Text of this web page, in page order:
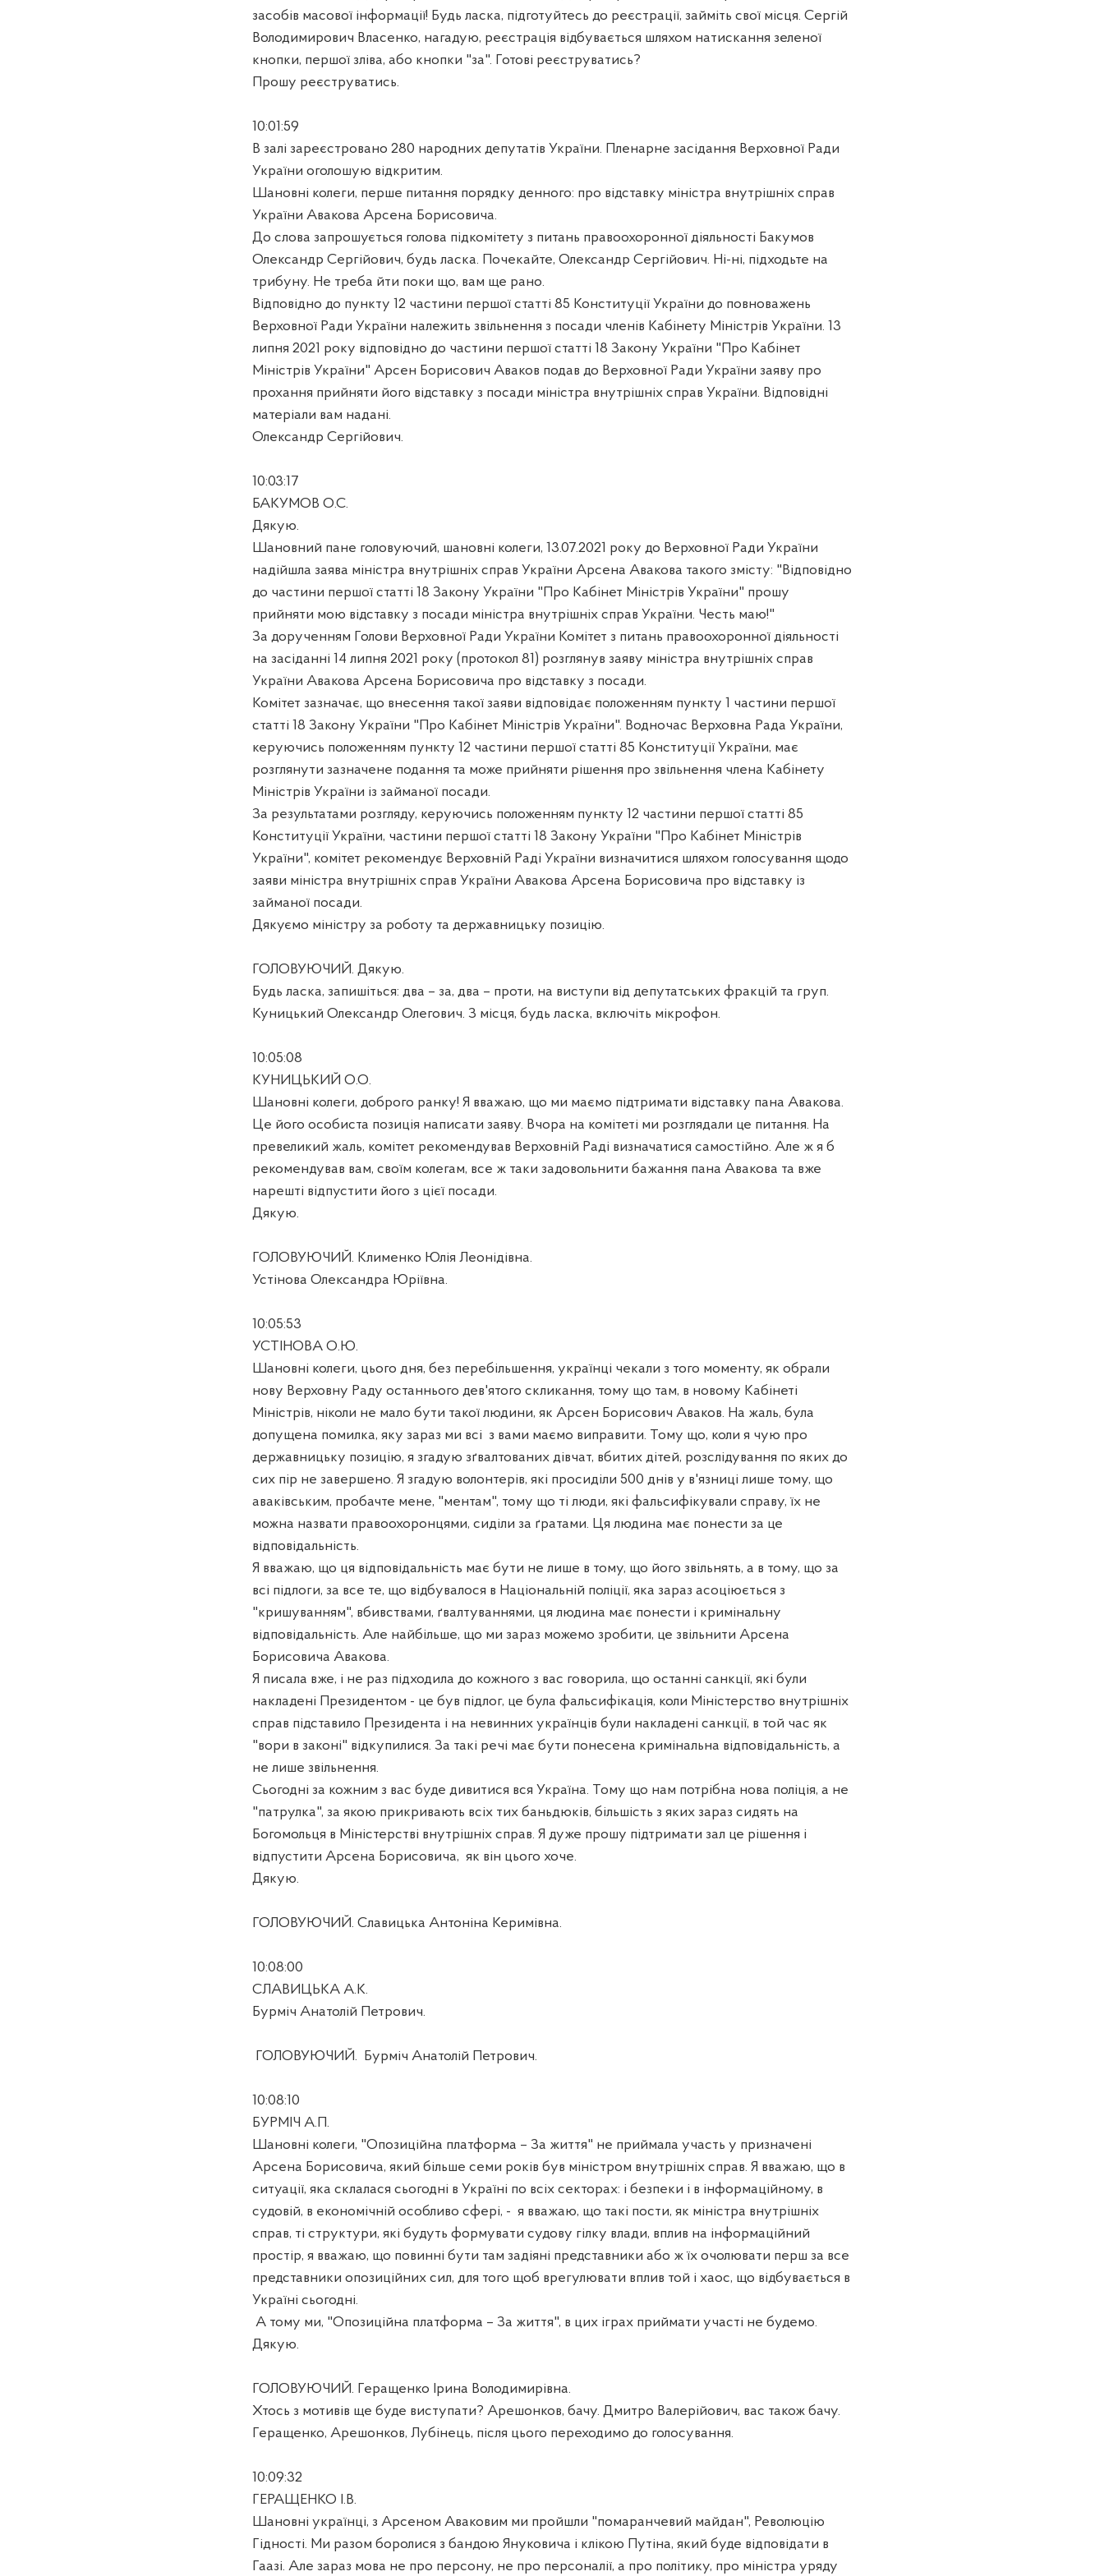
засобів масової інформації! Будь ласка, підготуйтесь до реєстрації, займіть свої місця. Сергій
Володимирович Власенко, нагадую, реєстрація відбувається шляхом натискання зеленої
кнопки, першої зліва, або кнопки "за". Готові реєструватись?
Прошу реєструватись.
10:01:59
В залі зареєстровано 280 народних депутатів України. Пленарне засідання Верховної Ради
України оголошую відкритим.
Шановні колеги, перше питання порядку денного: про відставку міністра внутрішніх справ
України Авакова Арсена Борисовича.
До слова запрошується голова підкомітету з питань правоохоронної діяльності Бакумов
Олександр Сергійович, будь ласка. Почекайте, Олександр Сергійович. Ні-ні, підходьте на
трибуну. Не треба йти поки що, вам ще рано.
Відповідно до пункту 12 частини першої статті 85 Конституції України до повноважень
Верховної Ради України належить звільнення з посади членів Кабінету Міністрів України. 13
липня 2021 року відповідно до частини першої статті 18 Закону України "Про Кабінет
Міністрів України" Арсен Борисович Аваков подав до Верховної Ради України заяву про
прохання прийняти його відставку з посади міністра внутрішніх справ України. Відповідні
матеріали вам надані.
Олександр Сергійович.
10:03:17
БАКУМОВ О.С.
Дякую.
Шановний пане головуючий, шановні колеги, 13.07.2021 року до Верховної Ради України
надійшла заява міністра внутрішніх справ України Арсена Авакова такого змісту: "Відповідно
до частини першої статті 18 Закону України "Про Кабінет Міністрів України" прошу
прийняти мою відставку з посади міністра внутрішніх справ України. Честь маю!"
За дорученням Голови Верховної Ради України Комітет з питань правоохоронної діяльності
на засіданні 14 липня 2021 року (протокол 81) розглянув заяву міністра внутрішніх справ
України Авакова Арсена Борисовича про відставку з посади.
Комітет зазначає, що внесення такої заяви відповідає положенням пункту 1 частини першої
статті 18 Закону України "Про Кабінет Міністрів України". Водночас Верховна Рада України,
керуючись положенням пункту 12 частини першої статті 85 Конституції України, має
розглянути зазначене подання та може прийняти рішення про звільнення члена Кабінету
Міністрів України із займаної посади.
За результатами розгляду, керуючись положенням пункту 12 частини першої статті 85
Конституції України, частини першої статті 18 Закону України "Про Кабінет Міністрів
України", комітет рекомендує Верховній Раді України визначитися шляхом голосування щодо
заяви міністра внутрішніх справ України Авакова Арсена Борисовича про відставку із
займаної посади.
Дякуємо міністру за роботу та державницьку позицію.
ГОЛОВУЮЧИЙ. Дякую.
Будь ласка, запишіться: два – за, два – проти, на виступи від депутатських фракцій та груп.
Куницький Олександр Олегович. З місця, будь ласка, включіть мікрофон.
10:05:08
КУНИЦЬКИЙ О.О.
Шановні колеги, доброго ранку! Я вважаю, що ми маємо підтримати відставку пана Авакова.
Це його особиста позиція написати заяву. Вчора на комітеті ми розглядали це питання. На
превеликий жаль, комітет рекомендував Верховній Раді визначатися самостійно. Але ж я б
рекомендував вам, своїм колегам, все ж таки задовольнити бажання пана Авакова та вже
нарешті відпустити його з цієї посади.
Дякую.
ГОЛОВУЮЧИЙ. Клименко Юлія Леонідівна.
Устінова Олександра Юріївна.
10:05:53
УСТІНОВА О.Ю.
Шановні колеги, цього дня, без перебільшення, українці чекали з того моменту, як обрали
нову Верховну Раду останнього дев'ятого скликання, тому що там, в новому Кабінеті
Міністрів, ніколи не мало бути такої людини, як Арсен Борисович Аваков. На жаль, була
допущена помилка, яку зараз ми всі з вами маємо виправити. Тому що, коли я чую про
державницьку позицію, я згадую зґвалтованих дівчат, вбитих дітей, розслідування по яких до
сих пір не завершено. Я згадую волонтерів, які просиділи 500 днів у в'язниці лише тому, що
аваківським, пробачте мене, "ментам", тому що ті люди, які фальсифікували справу, їх не
можна назвати правоохоронцями, сиділи за ґратами. Ця людина має понести за це
відповідальність.
Я вважаю, що ця відповідальність має бути не лише в тому, що його звільнять, а в тому, що за
всі підлоги, за все те, що відбувалося в Національній поліції, яка зараз асоціюється з
"кришуванням", вбивствами, ґвалтуваннями, ця людина має понести і кримінальну
відповідальність. Але найбільше, що ми зараз можемо зробити, це звільнити Арсена
Борисовича Авакова.
Я писала вже, і не раз підходила до кожного з вас говорила, що останні санкції, які були
накладені Президентом - це був підлог, це була фальсифікація, коли Міністерство внутрішніх
справ підставило Президента і на невинних українців були накладені санкції, в той час як
"вори в законі" відкупилися. За такі речі має бути понесена кримінальна відповідальність, а
не лише звільнення.
Сьогодні за кожним з вас буде дивитися вся Україна. Тому що нам потрібна нова поліція, а не
"патрулка", за якою прикривають всіх тих баньдюків, більшість з яких зараз сидять на
Богомольця в Міністерстві внутрішніх справ. Я дуже прошу підтримати зал це рішення і
відпустити Арсена Борисовича, як він цього хоче.
Дякую.
ГОЛОВУЮЧИЙ. Славицька Антоніна Керимівна.
10:08:00
СЛАВИЦЬКА А.К.
Бурміч Анатолій Петрович.
ГОЛОВУЮЧИЙ. Бурміч Анатолій Петрович.
10:08:10
БУРМІЧ А.П.
Шановні колеги, "Опозиційна платформа – За життя" не приймала участь у призначені
Арсена Борисовича, який більше семи років був міністром внутрішніх справ. Я вважаю, що в
ситуації, яка склалася сьогодні в Україні по всіх секторах: і безпеки і в інформаційному, в
судовій, в економічній особливо сфері, - я вважаю, що такі пости, як міністра внутрішніх
справ, ті структури, які будуть формувати судову гілку влади, вплив на інформаційний
простір, я вважаю, що повинні бути там задіяні представники або ж їх очолювати перш за все
представники опозиційних сил, для того щоб врегулювати вплив той і хаос, що відбувається в
Україні сьогодні.
А тому ми, "Опозиційна платформа – За життя", в цих іграх приймати участі не будемо.
Дякую.
ГОЛОВУЮЧИЙ. Геращенко Ірина Володимирівна.
Хтось з мотивів ще буде виступати? Арешонков, бачу. Дмитро Валерійович, вас також бачу.
Геращенко, Арешонков, Лубінець, після цього переходимо до голосування.
10:09:32
ГЕРАЩЕНКО І.В.
Шановні українці, з Арсеном Аваковим ми пройшли "помаранчевий майдан", Революцію
Гідності. Ми разом боролися з бандою Януковича і клікою Путіна, який буде відповідати в
Гаазі. Але зараз мова не про персону, не про персоналії, а про політику, про міністра уряду